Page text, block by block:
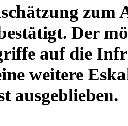
zum
Der
auf die
weitere
ausgeblieben.